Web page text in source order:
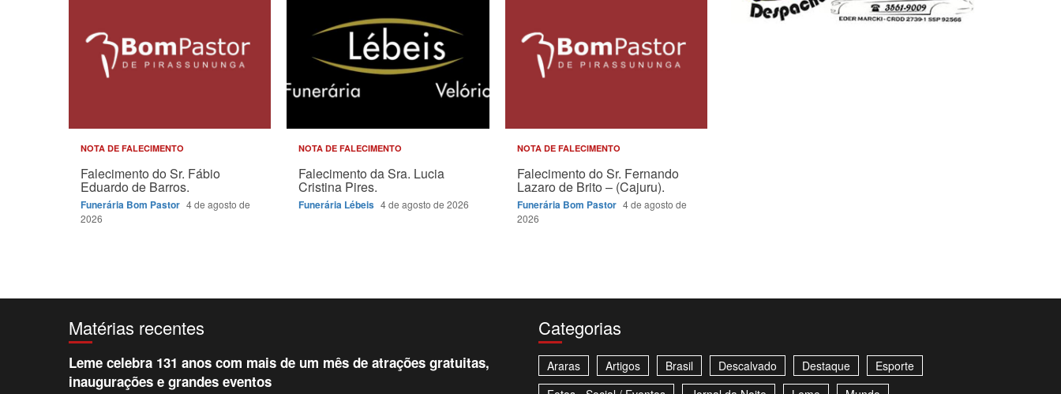
NOTA DE FALECIMENTO
Falecimento do Sr. Fábio
Eduardo de Barros.
Funerária Bom Pastor 4 de agosto de
2026
NOTA DE FALECIMENTO
Falecimento da Sra. Lucia
Cristina Pires.
Funerária Lébeis 4 de agosto de 2026
NOTA DE FALECIMENTO
Falecimento do Sr. Fernando
Lazaro de Brito – (Cajuru).
Funerária Bom Pastor 4 de agosto de
2026
Matérias recentes
Leme celebra 131 anos com mais de um mês de atrações gratuitas,
inaugurações e grandes eventos
Categorias
Araras Artigos Brasil Descalvado Destaque
Esporte